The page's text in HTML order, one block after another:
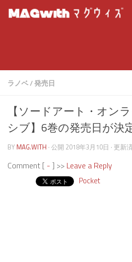
ラノベ/発売日
【ソードアート・オン
シブ】6巻の発売日が決定
BY MAG.WITH · 公開 2018年3月10日 · 更新
Comment [ - ] >> Leave a Reply
Pocket